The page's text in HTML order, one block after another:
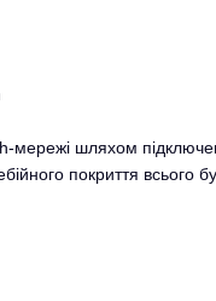
мережі шляхом
покриття всього